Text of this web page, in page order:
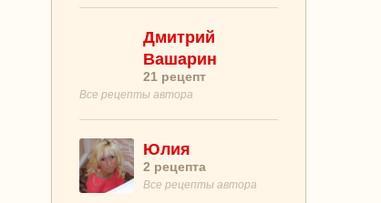
Дмитрий
Вашарин
21 рецепт
Все рецепты автора
Юлия
2 рецепта
Все рецепты автора